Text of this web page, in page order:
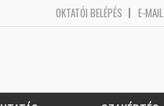
OKTATÓI BELÉPÉS E-MAIL